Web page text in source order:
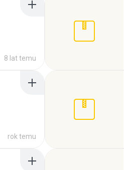
8 lat temu
rok temu